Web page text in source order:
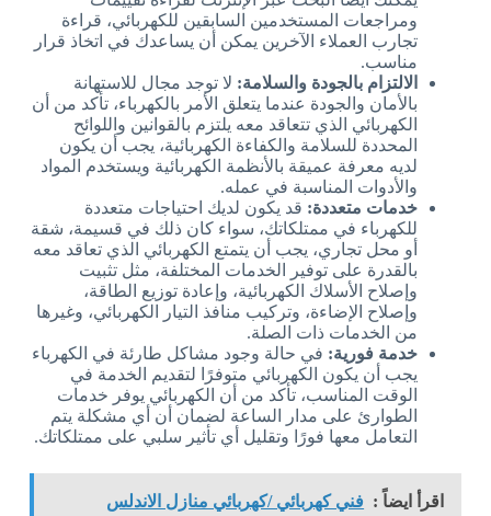
ومراجعات المستخدمين السابقين للكهربائي، قراءة
تجارب العملاء الآخرين يمكن أن يساعدك في اتخاذ قرار
مناسب.
الالتزام بالجودة والسلامة: لا توجد مجال للاستهانة
بالأمان والجودة عندما يتعلق الأمر بالكهرباء، تأكد من أن
الكهربائي الذي تتعاقد معه يلتزم بالقوانين واللوائح
المحددة للسلامة والكفاءة الكهربائية، يجب أن يكون
لديه معرفة عميقة بالأنظمة الكهربائية ويستخدم المواد
والأدوات المناسبة في عمله.
خدمات متعددة: قد يكون لديك احتياجات متعددة
للكهرباء في ممتلكاتك، سواء كان ذلك في قسيمة، شقة
أو محل تجاري، يجب أن يتمتع الكهربائي الذي تعاقد معه
بالقدرة على توفير الخدمات المختلفة، مثل تثبيت
وإصلاح الأسلاك الكهربائية، وإعادة توزيع الطاقة،
وإصلاح الإضاءة، وتركيب منافذ التيار الكهربائي، وغيرها
من الخدمات ذات الصلة.
خدمة فورية: في حالة وجود مشاكل طارئة في الكهرباء
يجب أن يكون الكهربائي متوفرًا لتقديم الخدمة في
الوقت المناسب، تأكد من أن الكهربائي يوفر خدمات
الطوارئ على مدار الساعة لضمان أن أي مشكلة يتم
التعامل معها فورًا وتقليل أي تأثير سلبي على ممتلكاتك.
اقرأ ايضاً : فني كهربائي /كهربائي منازل الاندلس